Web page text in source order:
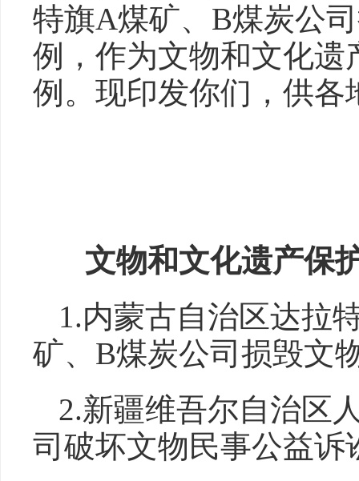
特旗A煤矿、B煤炭公
例，作为文物和文化
例。现印发你们，供各
文物和文化遗产保
1.内蒙古自治区达拉
矿、B煤炭公司损毁文
2.新疆维吾尔自治区
司破坏文物民事公益诉